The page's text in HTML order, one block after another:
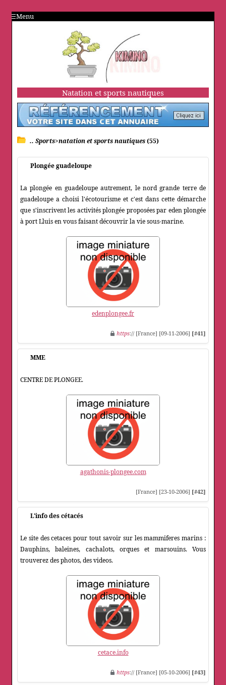
Menu
Natation et sports nautiques
.. Sports>natation et sports nautiques(55)
Plongée guadeloupe
La plongée en guadeloupe autrement, le nord grande terre de
guadeloupe a choisi l'écotourisme et c'est dans cette démarche
que s'inscrivent les activités plongée proposées par eden plongée
à port Lluis en vous faisant découvrir la vie sous-marine.
edenplongee.fr
https:// [France] [09-11-2006] [#41]
MME
CENTRE DE PLONGEE.
agathonis-plongee.com
[France] [23-10-2006] [#42]
L'info des cétacés
Le site des cetaces pour tout savoir sur les mammiferes marins :
Dauphins, baleines, cachalots, orques et marsouins. Vous
trouverez des photos, des videos.
cetace.info
https:// [France] [05-10-2006] [#43]